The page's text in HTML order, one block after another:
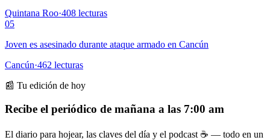
Quintana Roo·408 lecturas
05
Joven es asesinado durante ataque armado en Cancún
Cancún·462 lecturas
📰 Tu edición de hoy
Recibe el periódico de mañana a las 7:00 am
El diario para hojear, las claves del día y el podcast ☕ — todo en un